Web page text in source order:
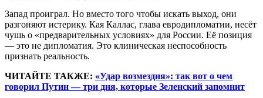
Запад проиграл. Но вместо того чтобы искать выход, они
разгоняют истерику. Кая Каллас, глава евродипломатии, несёт
чушь о «предварительных условиях» для России. Её позиция
— это не дипломатия. Это клиническая неспособность
признать реальность.
ЧИТАЙТЕ ТАКЖЕ: «Удар возмездия»: так вот о чем
говорил Путин — три дня, которые Зеленский запомнит